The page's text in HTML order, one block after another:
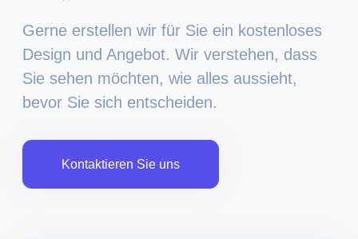
Gerne erstellen wir für Sie ein kostenloses
Design und Angebot. Wir verstehen, dass
Sie sehen möchten, wie alles aussieht,
bevor Sie sich entscheiden.
Kontaktieren Sie uns